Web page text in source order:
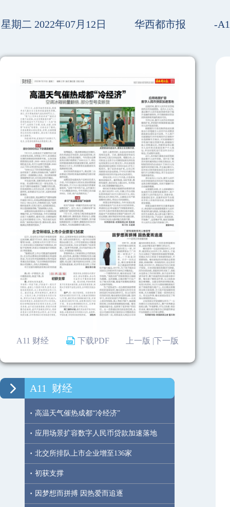
星期二 2022年07月12日 华西都市报 -
A11 财经 下载PDF 下一版
上一版 |
A11 财经
· 高温天气催热成都“冷经济”
· 应用场景扩容数字人民币贷款加速落地
· 北交所排队上市企业增至136家
· 初获支撑
· 因梦想而拼搏 因热爱而追逐